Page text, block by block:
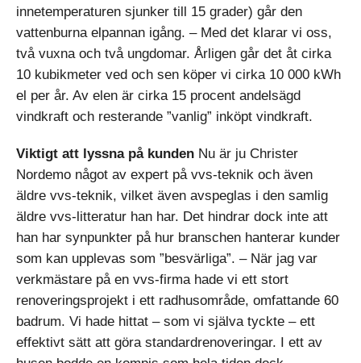
innetemperaturen sjunker till 15 grader) går den
vattenburna elpannan igång. – Med det klarar vi oss,
två vuxna och två ungdomar. Årligen går det åt cirka
10 kubikmeter ved och sen köper vi cirka 10 000 kWh
el per år. Av elen är cirka 15 procent andelsägd
vindkraft och resterande ”vanlig” inköpt vindkraft.
Viktigt att lyssna på kunden Nu är ju Christer
Nordemo något av expert på vvs-teknik och även
äldre vvs-teknik, vilket även avspeglas i den samlig
äldre vvs-litteratur han har. Det hindrar dock inte att
han har synpunkter på hur branschen hanterar kunder
som kan upplevas som ”besvärliga”. – När jag var
verkmästare på en vvs-firma hade vi ett stort
renoveringsprojekt i ett radhusområde, omfattande 60
badrum. Vi hade hittat – som vi själva tyckte – ett
effektivt sätt att göra standardrenoveringar. I ett av